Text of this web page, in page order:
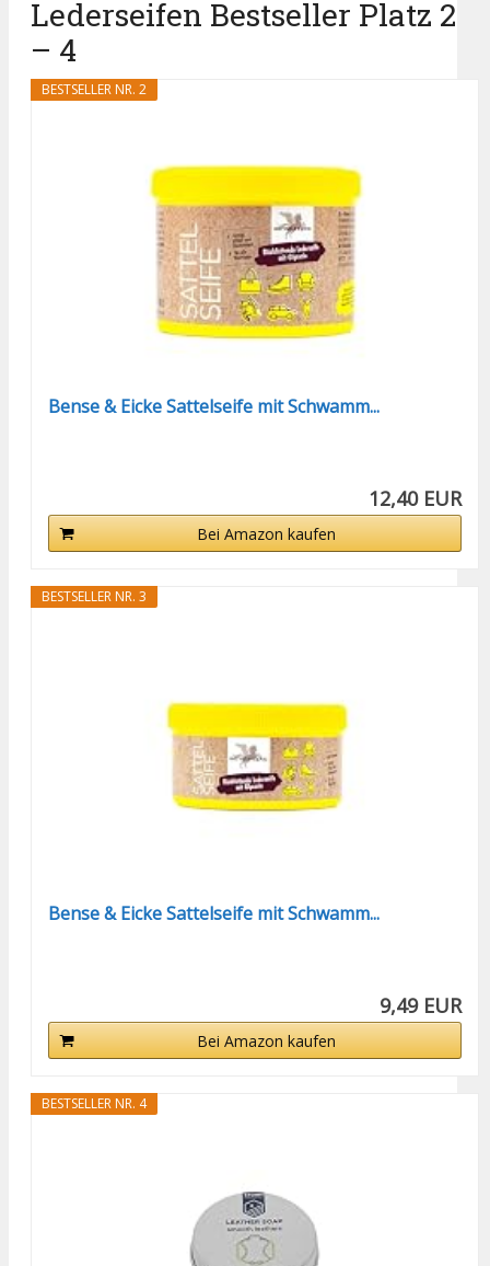
Lederseifen Bestseller Platz 2
– 4
BESTSELLER NR. 2
Bense & Eicke Sattelseife mit Schwamm...
12,40 EUR
Bei Amazon kaufen
BESTSELLER NR. 3
Bense & Eicke Sattelseife mit Schwamm...
9,49 EUR
Bei Amazon kaufen
BESTSELLER NR. 4